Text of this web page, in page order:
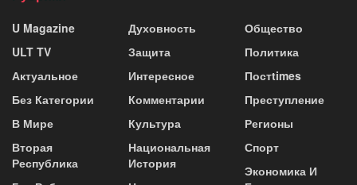
U Magazine
ULT TV
Актуальное
Без Категории
В Мире
Вторая
Республика
Духовность
Защита
Интересное
Комментарии
Культура
Национальная
История
Общество
Политика
Постtimes
Преступление
Регионы
Спорт
Экономика И